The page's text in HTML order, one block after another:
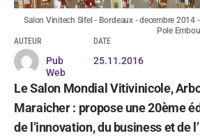
Salon Vinitech Sifel - Bordeaux - decembre 2014
Pole
AUTEUR
Pub
Web
DATE
25.11.2016
Le Salon Mondial Vitivinicole,
Maraicher : propose une 20ème
de l’innovation, du business et de